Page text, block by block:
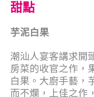
甜點
芋泥白果
潮汕人宴客講求開
房菜的收官之作，
白果。大廚手藝，
而不爛，上佳之作